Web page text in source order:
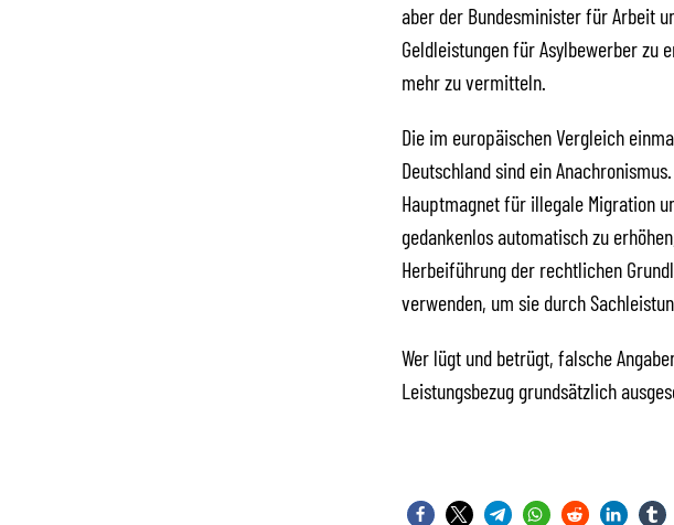
aber der Bundesminister für Arbeit
Geldleistungen für Asylbewerber zu
mehr zu vermitteln.
Die im europäischen Vergleich
Deutschland sind ein
Hauptmagnet für illegale Migration
gedankenlos automatisch zu
Herbeiführung der rechtlichen
verwenden, um sie durch
Wer lügt und betrügt, falsche
Leistungsbezug grundsätzlich